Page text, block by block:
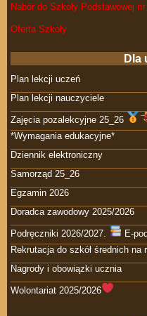
Nabór do Szkoły Podstawowej nr
Oferta Szkoły
Dla
Plan lekcji uczeń
Plan lekcji nauczyciele
Zajęcia pozalekcyjne 25_26
*Wymagania edukacyjne*
Dziennik elektroniczny
Samorząd 25_26
Egzamin 2026
Doradca zawodowy 2025/2026
Podręczniki 2026/2027.
E-
Rekrutacja do szkół średnich na
Nagrody i obowiązki ucznia
Wolontariat 2025/2026